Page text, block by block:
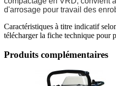
d'arrosage pour travail des
Caractéristiques à titre indicatif
télécharger la fiche technique pour
Produits complémentaires